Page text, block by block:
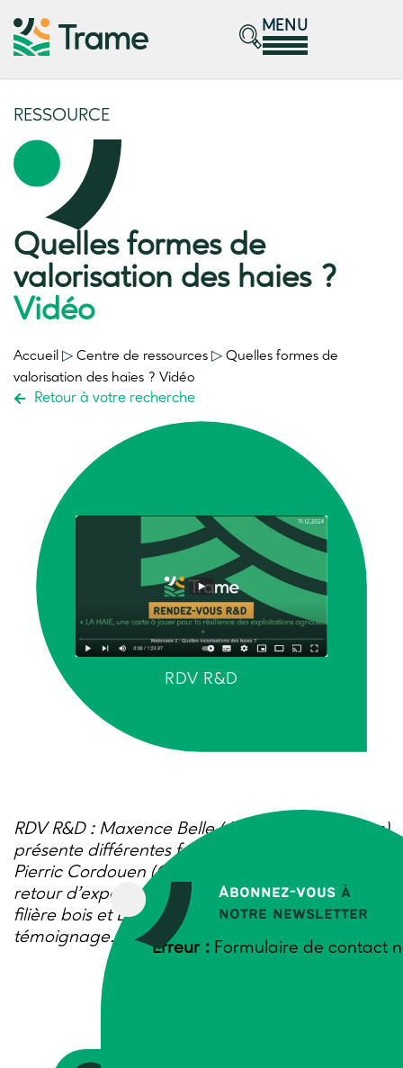
MENU
Abonnez-vous à
notre newsletter
Erreur : Formulaire de contact
RESSOURCE
Quelles formes de
valorisation des haies ?
Vidéo
Accueil ▷ Centre de ressources ▷ Quelles formes de
valorisation des haies ? Vidéo
Retour à votre recherche
RDV R&D
RDV R&D : Maxence Belle (Afac agroforesteries)
présente différentes formes de valorisation,
Pierric Cordouen (Collectif Bois Bocage 35) son
retour d’expérience de structuration d’une
filière bois et Louisanne Garros, agricultrice, son
témoignage. Visionnez le replay !